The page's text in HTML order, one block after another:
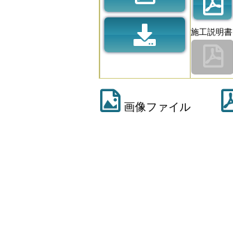
施工説明書
画像ファイル